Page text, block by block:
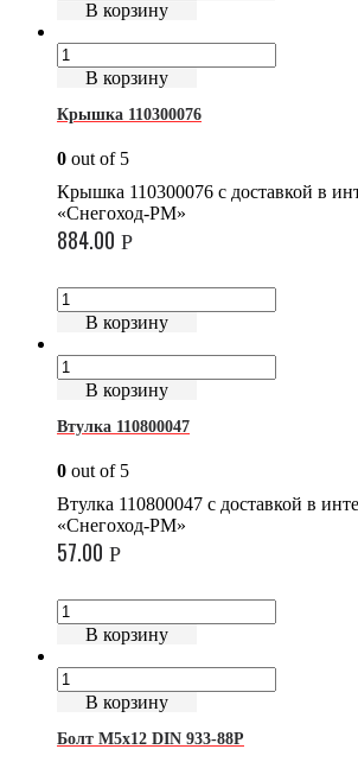
В корзину
В корзину
Крышка 110300076
0 out of 5
Крышка 110300076 с доставкой в
«Снегоход-РМ»
884.00 Р
В корзину
В корзину
Втулка 110800047
0 out of 5
Втулка 110800047 с доставкой в
«Снегоход-РМ»
57.00 Р
В корзину
В корзину
Болт М5х12 DIN 933-88P